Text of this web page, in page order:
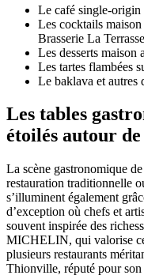
Le café single-origin
Les cocktails maison
Brasserie La Terrasse
Les desserts maison
Les tartes flambées
Le baklava et autres
Les tables
étoilés autour
La scène gastronomique
restauration traditionnelle
s’illuminent également
d’exception où chefs et
souvent inspirée des
MICHELIN, qui valorise
plusieurs restaurants
Thionville, réputé pour son